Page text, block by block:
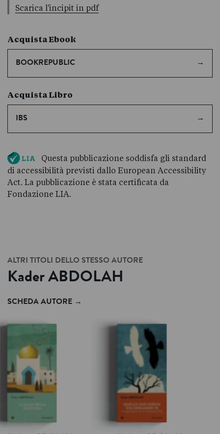
Scarica l'incipit in pdf
Acquista Ebook
BOOKREPUBLIC
Acquista Libro
IBS
Questa pubblicazione soddisfa gli standard
di accessibilità previsti dallo European Accessibility
Act. La pubblicazione è stata certificata da
Fondazione LIA.
ALTRI TITOLI DELLO STESSO AUTORE
Kader ABDOLAH
SCHEDA AUTORE →